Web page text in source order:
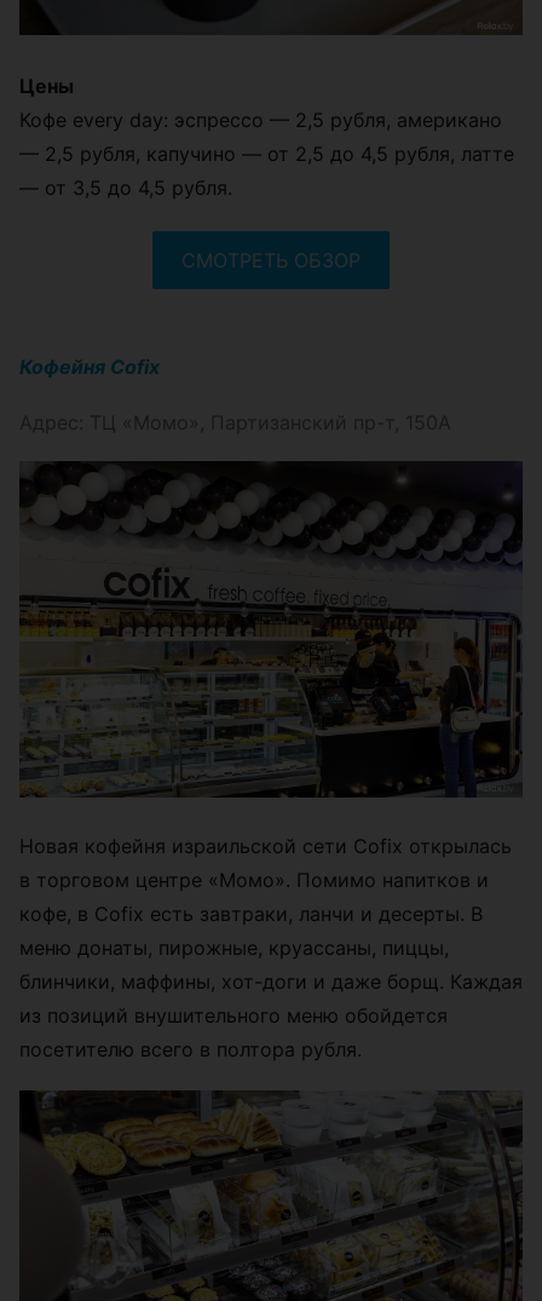
Цены
Кофе every day: эспрессо — 2,5 рубля, американо
— 2,5 рубля, капучино — от 2,5 до 4,5 рубля, латте
— от 3,5 до 4,5 рубля.
СМОТРЕТЬ ОБЗОР
Кофейня Cofix
Адрес: ТЦ «Момо», Партизанский пр-т, 150А
Новая кофейня израильской сети Cofix открылась
в торговом центре «Момо». Помимо напитков и
кофе, в Cofix есть завтраки, ланчи и десерты. В
меню донаты, пирожные, круассаны, пиццы,
блинчики, маффины, хот-доги и даже борщ. Каждая
из позиций внушительного меню обойдется
посетителю всего в полтора рубля.